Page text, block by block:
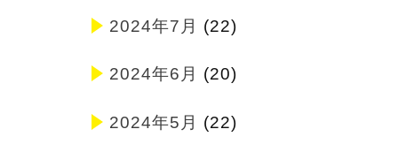
2024年7月 (22)
2024年6月 (20)
2024年5月 (22)